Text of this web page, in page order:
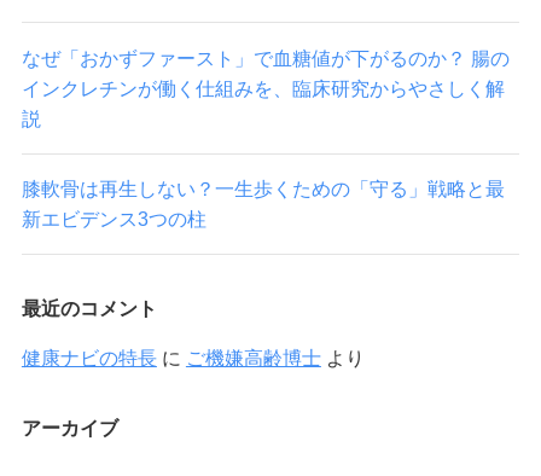
なぜ「おかずファースト」で血糖値が下がるのか？ 腸の
インクレチンが働く仕組みを、臨床研究からやさしく解
説
膝軟骨は再生しない？一生歩くための「守る」戦略と最
新エビデンス3つの柱
最近のコメント
健康ナビの特長に ご機嫌高齢博士より
アーカイブ